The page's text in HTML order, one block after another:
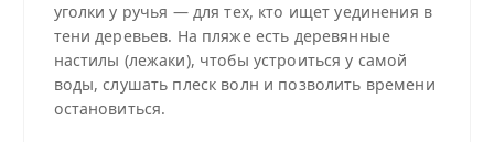
уголки у ручья — для тех, кто ищет уединения в
тени деревьев. На пляже есть деревянные
настилы (лежаки), чтобы устроиться у самой
воды, слушать плеск волн и позволить времени
остановиться.